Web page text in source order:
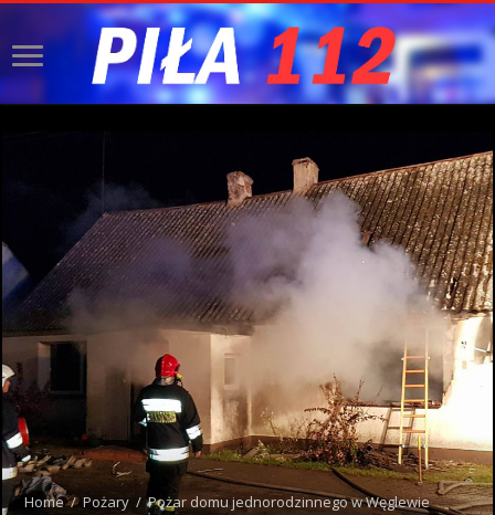
Home / Pożary / Pożar domu jednorodzinnego w Węglewie